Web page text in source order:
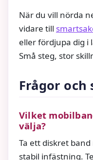
När du vill nörda
vidare till
eller fördjupa dig i
Små steg, stor
Frågor och
Vilket
välja?
Ta ett diskret
stabil infästning.